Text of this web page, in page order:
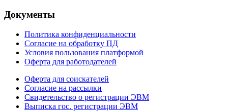
Документы
Политика конфиденциальности
Согласие на обработку ПД
Условия пользования платформой
Оферта для работодателей
Оферта для соискателей
Согласие на рассылки
Свидетельство о регистрации ЭВМ
Выписка гос. регистрации ЭВМ